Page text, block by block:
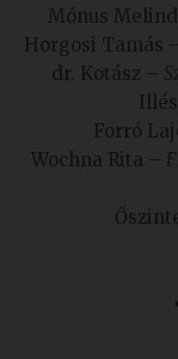
Mónus
Horgosi Tamás
dr. Kotász –
Forró
Wochna Rita –